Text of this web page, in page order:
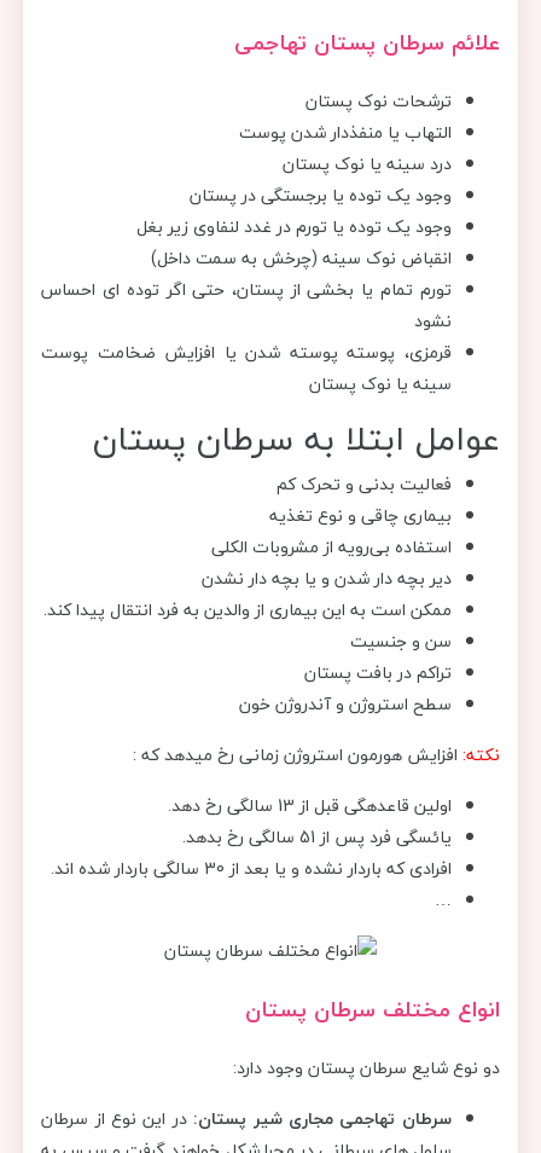
علائم سرطان پستان تهاجمی
ترشحات نوک پستان
التهاب یا منفذدار شدن پوست
درد سینه یا نوک پستان
وجود یک توده یا برجستگی در پستان
وجود یک توده یا تورم در غدد لنفاوی زیر بغل
انقباض نوک سینه (چرخش به سمت داخل)
تورم تمام یا بخشی از پستان، حتی اگر توده ای احساس
نشود
قرمزی، پوسته پوسته شدن یا افزایش ضخامت پوست
سینه یا نوک پستان
عوامل ابتلا به سرطان پستان
فعالیت بدنی و تحرک کم
بیماری چاقی و نوع تغذیه
استفاده بی‌رویه از مشروبات الکلی
دیر بچه دار شدن و یا بچه دار نشدن
ممکن است به این بیماری از والدین به فرد انتقال پیدا کند.
سن و جنسیت
تراکم در بافت پستان
سطح استروژن و آندروژن خون
نکته: افزایش هورمون استروژن زمانی رخ میدهد که :
اولین قاعده‎گی قبل از 13 سالگی رخ دهد.
یائسگی فرد پس از 51 سالگی رخ بدهد.
افرادی که باردار نشده‎ و یا بعد از 30 سالگی باردار شده اند.
…
انواع مختلف سرطان پستان
دو نوع شایع سرطان پستان وجود دارد:
سرطان تهاجمی مجاری شیر پستان: در این نوع از سرطان